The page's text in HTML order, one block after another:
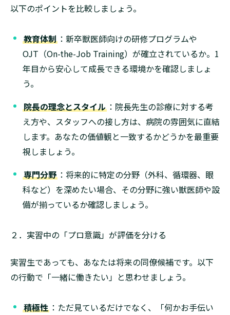
以下のポイントを比較しましょう。
教育体制 ：新卒獣医師向けの研修プログラムや
OJT（On-the-Job Training）が確立されているか。1
年目から安心して成長できる環境かを確認しましょ
う。
院長の理念とスタイル ：院長先生の診療に対する考
え方や、スタッフへの接し方は、病院の雰囲気に直結
します。あなたの価値観と一致するかどうかを最重要
視しましょう。
専門分野 ：将来的に特定の分野（外科、循環器、眼
科など）を深めたい場合、その分野に強い獣医師や設
備が揃っているか確認しましょう。
２．実習中の「プロ意識」が評価を分ける
実習生であっても、あなたは将来の同僚候補です。以下
の行動で「一緒に働きたい」と思わせましょう。
積極性 ：ただ見ているだけでなく、「何かお手伝い